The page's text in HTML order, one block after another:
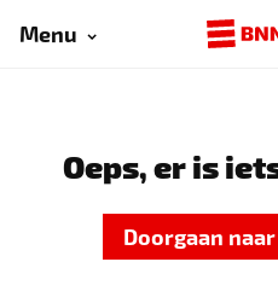
Menu
Oeps, er is
Doorgaan